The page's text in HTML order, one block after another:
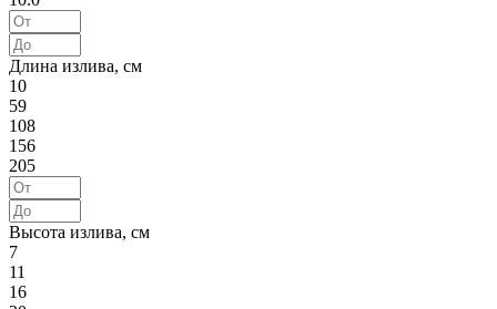
Длина излива, см
10
59
108
156
205
Высота излива, см
7
11
16